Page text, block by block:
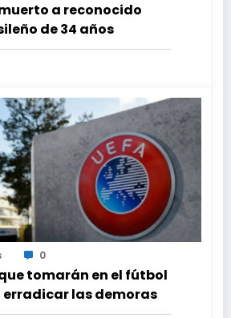
a reconocido
de 34 años
0
tomarán en el fútbol
erradicar las demoras